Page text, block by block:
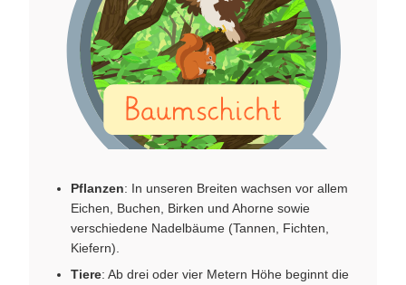
Pflanzen: In unseren Breiten wachsen vor allem
Eichen, Buchen, Birken und Ahorne sowie
verschiedene Nadelbäume (Tannen, Fichten,
Kiefern).
Tiere: Ab drei oder vier Metern Höhe beginnt die